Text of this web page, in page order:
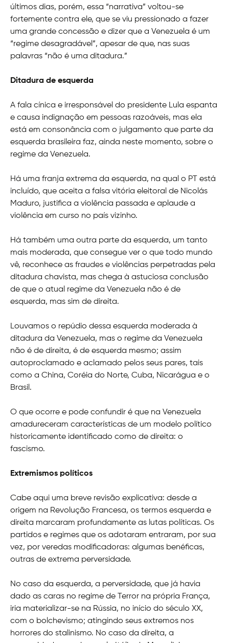
últimos dias, porém, essa “narrativa” voltou-se
fortemente contra ele, que se viu pressionado a fazer
uma grande concessão e dizer que a Venezuela é um
“regime desagradável”, apesar de que, nas suas
palavras “não é uma ditadura.”
Ditadura de esquerda
A fala cínica e irresponsável do presidente Lula espanta
e causa indignação em pessoas razoáveis, mas ela
está em consonância com o julgamento que parte da
esquerda brasileira faz, ainda neste momento, sobre o
regime da Venezuela.
Há uma franja extrema da esquerda, na qual o PT está
incluído, que aceita a falsa vitória eleitoral de Nicolás
Maduro, justifica a violência passada e aplaude a
violência em curso no país vizinho.
Há também uma outra parte da esquerda, um tanto
mais moderada, que consegue ver o que todo mundo
vê, reconhece as fraudes e violências perpetradas pela
ditadura chavista, mas chega à astuciosa conclusão
de que o atual regime da Venezuela não é de
esquerda, mas sim de direita.
Louvamos o repúdio dessa esquerda moderada à
ditadura da Venezuela, mas o regime da Venezuela
não é de direita, é de esquerda mesmo; assim
autoproclamado e aclamado pelos seus pares, tais
como a China, Coréia do Norte, Cuba, Nicarágua e o
Brasil.
O que ocorre e pode confundir é que na Venezuela
amadureceram características de um modelo político
historicamente identificado como de direita: o
fascismo.
Extremismos políticos
Cabe aqui uma breve revisão explicativa: desde a
origem na Revolução Francesa, os termos esquerda e
direita marcaram profundamente as lutas políticas. Os
partidos e regimes que os adotaram entraram, por sua
vez, por veredas modificadoras: algumas benéficas,
outras de extrema perversidade.
No caso da esquerda, a perversidade, que já havia
dado as caras no regime de Terror na própria França,
iria materializar-se na Rússia, no início do século XX,
com o bolchevismo; atingindo seus extremos nos
horrores do stalinismo. No caso da direita, a